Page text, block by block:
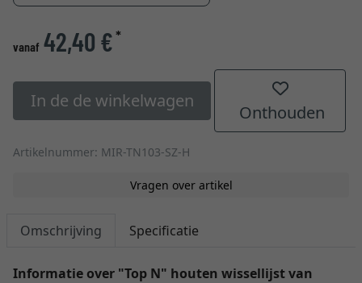
vanaf 42,40 €*
In de de winkelwagen
Onthouden
Artikelnummer: MIR-TN103-SZ-H
Vragen over artikel
Omschrijving Specificatie
Informatie over "Top N" houten wissellijst van